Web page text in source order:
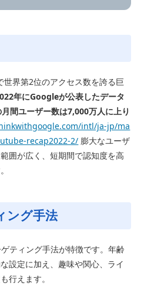
界第2位のアクセス数を誇る巨
年にGoogleが公表したデータ
間ユーザー数は7,000万人に上り
intl/ja-jp/ma
recap2022-2/ 膨大なユーザ
囲が広く、短期間で認知度を高
ング手法
ティング手法が特徴です。年齢
設定に加え、趣味や関心、ライ
行えます。